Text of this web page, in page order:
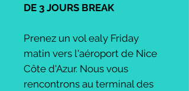
DE 3 JOURS BREAK
Prenez un vol ealy Friday
matin vers l'aéroport de Nice
Côte d'Azur. Nous vous
rencontrons au terminal des